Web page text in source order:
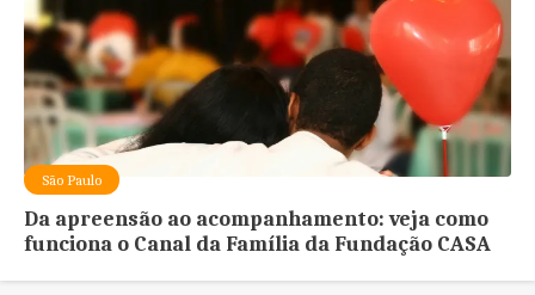
São Paulo
Da apreensão ao acompanhamento: veja como
funciona o Canal da Família da Fundação CASA